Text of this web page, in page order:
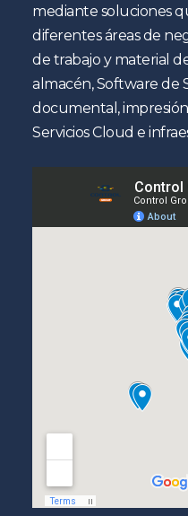
mediante soluciones
diferentes áreas de
de trabajo y material
almacén, Software de
documental,
Servicios Cloud e